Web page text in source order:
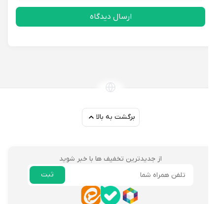
ارسال دیدگاه
برگشت به بالا
از جدیدترین تخفیف ها با خبر شوید